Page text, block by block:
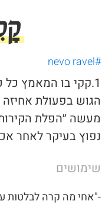
#nevo ravel
1.קקי בו המאמץ כל
הגוש בפעולת
מעשה ״הפלת
נפוץ בעיקר לאחר
שימושים
-"אחי מה קרה לבלטות